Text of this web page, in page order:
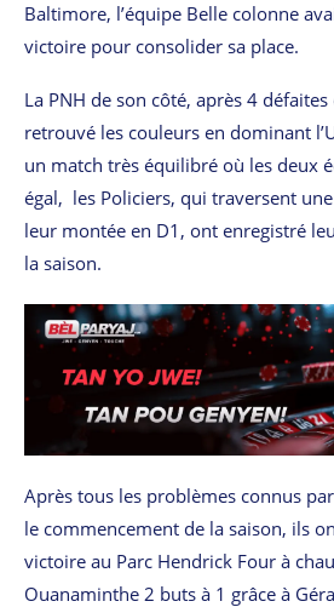
Baltimore, l’équipe Belle colonne
victoire pour consolider sa place.
La PNH de son côté, après 4
retrouvé les couleurs en dominant
un match très équilibré où les deux
égal, les Policiers, qui traversent
leur montée en D1, ont enregistré
la saison.
Après tous les problèmes connus
le commencement de la saison, ils
victoire au Parc Hendrick Four à
Ouanaminthe 2 buts à 1 grâce à